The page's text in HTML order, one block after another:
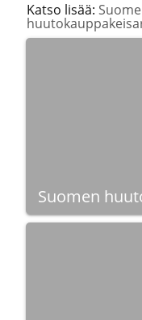
Katso lisää:
Suomen